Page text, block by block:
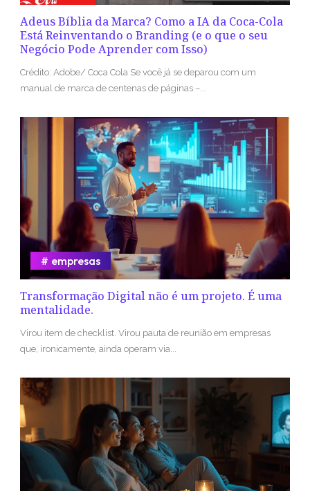
Adeus Bíblia da Marca? Como a IA da Coca-Cola
Está Reinventando o Branding (e o que o seu
Negócio Pode Aprender com Isso)
Crédito: Adobe/ Coca Cola Se você já se deparou com um
manual de marca de centenas de páginas –...
Transformação Digital não é um projeto. É uma
mentalidade.
empresas
Virou item de checklist. Virou pauta de reunião em empresas
que, ironicamente, ainda operam via...